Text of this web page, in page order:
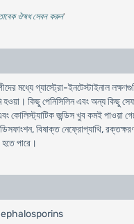
ঔষধ সেবন করুন'
মধ্যে গ্যাস্ট্রো-ইনটেস্টাইনাল
হওয়া। কিছু পেনিসিলিন এবং অন্য কিছু
কোলিস্ট্যাটিক জন্ডিস খুব কমই পাওয়া
বিষাক্ত নেফ্রোপ্যাথি,
পারে।